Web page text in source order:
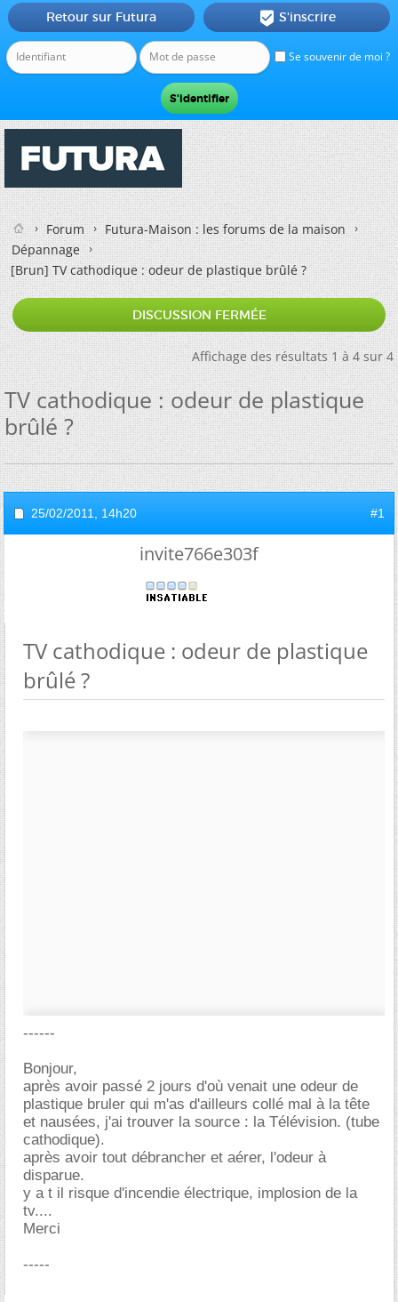
Se souvenir de moi ?
Retour sur Futura  S'inscrire
Forum
Futura-Maison : les forums de la maison
Dépannage
[Brun]TV cathodique : odeur de plastique brûlé ?
DISCUSSION FERMÉE
Affichage des résultats 1 à 4 sur 4
TV cathodique : odeur de plastique
brûlé ?
25/02/2011, 14h20 #1
invite766e303f
TV cathodique : odeur de plastique
brûlé ?
------
Bonjour,
après avoir passé 2 jours d'où venait une odeur de
plastique bruler qui m'as d'ailleurs collé mal à la tête
et nausées, j'ai trouver la source : la Télévision. (tube
cathodique).
après avoir tout débrancher et aérer, l'odeur à
disparue.
y a t il risque d'incendie électrique, implosion de la
tv....
Merci
-----